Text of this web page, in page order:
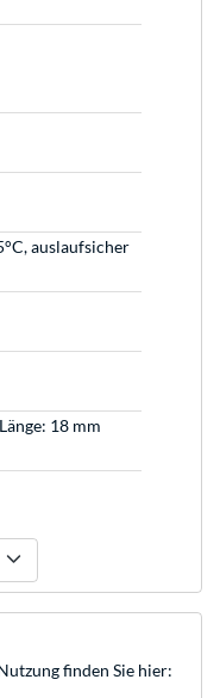
auslaufsicher
18 mm
finden Sie hier: